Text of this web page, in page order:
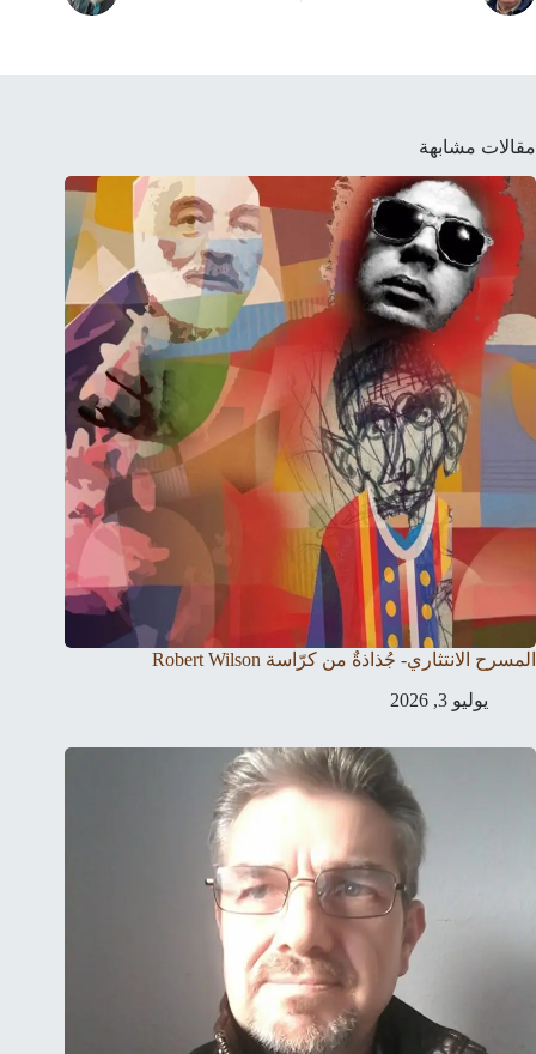
مقالات مشابهة
المسرح الانتثاري- جُذاذةٌ من كرّاسة Robert Wilson
يوليو 3, 2026